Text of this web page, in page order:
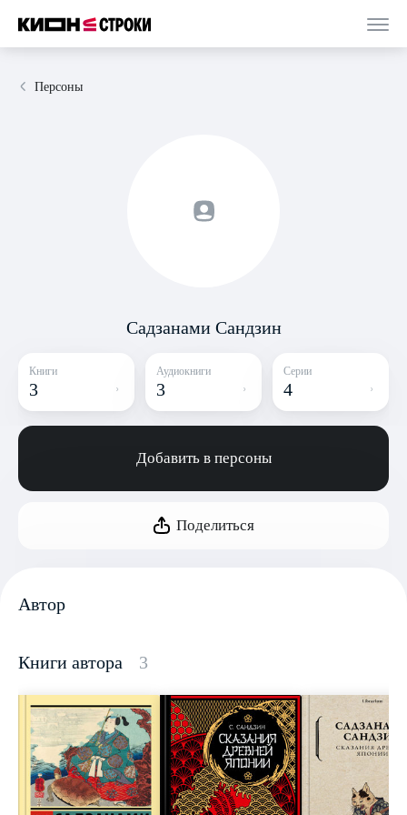
Персоны
Садзанами Сандзин
Книги
3
Аудиокниги
3
Серии
4
Добавить в персоны
Поделиться
Автор
Книги автора 3